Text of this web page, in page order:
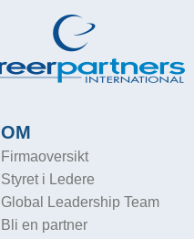
OM
Firmaoversikt
Styret i Ledere
Global Leadership Team
Bli en partner